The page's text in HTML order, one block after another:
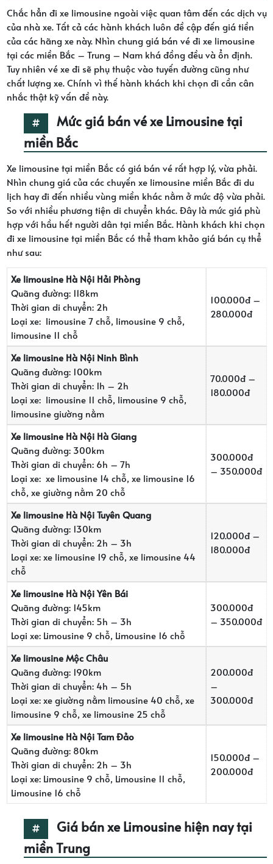
Chắc hẳn đi xe limousine ngoài việc quan tâm đến các dịch vụ
của nhà xe. Tất cả các hành khách luôn đề cập đến giá tiền
của các hãng xe này. Nhìn chung giá bán vé đi xe limousine
tại các miền Bắc – Trung – Nam khá đồng đều và ổn định.
Tuy nhiên vé xe đi sẽ phụ thuộc vào tuyến đường cũng như
chất lượng xe. Chính vì thế hành khách khi chọn đi cần cân
nhắc thật kỹ vấn đề này.
Mức giá bán vé xe Limousine tại
miền Bắc
Xe limousine tại miền Bắc có giá bán vé rất hợp lý, vừa phải.
Nhìn chung giá của các chuyến xe limousine miền Bắc đi du
lịch hay đi đến nhiều vùng miền khác nằm ở mức độ vừa phải.
So với nhiều phương tiện di chuyển khác. Đây là mức giá phù
hợp với hầu hết người dân tại miền Bắc. Hành khách khi chọn
đi xe limousine tại miền Bắc có thể tham khảo giá bán cụ thể
như sau:
Xe limousine Hà Nội Hải Phòng
Quãng đường: 118km
Thời gian di chuyển: 2h
Loại xe: limousine 7 chỗ, limousine 9 chỗ,
limousine 11 chỗ
100.000đ –
280.000đ
Xe limousine Hà Nội Ninh Bình
Quãng đường: 100km
Thời gian di chuyển: 1h – 2h
Loại xe: limousine 11 chỗ, limousine 9 chỗ,
limousine giường nằm
70.000đ –
180.000đ
Xe limousine Hà Nội Hà Giang
Quãng đường: 300km
Thời gian di chuyển: 6h – 7h
Loại xe: xe limousine 14 chỗ, xe limousine 16
chỗ, xe giường nằm 20 chỗ
300.000đ
– 350.000đ
Xe limousine Hà Nội Tuyên Quang
Quãng đường: 130km
Thời gian di chuyển: 2h – 3h
Loại xe: xe limousine 19 chỗ, xe limousine 44
chỗ
120.000đ –
180.000đ
Xe limousine Hà Nội Yên Bái
Quãng đường: 145km
Thời gian di chuyển: 5h – 3h
Loại xe: Limousine 9 chỗ, Limousine 16 chỗ
300.000đ
– 350.000đ
Xe limousine Mộc Châu
Quãng đường: 190km
Thời gian di chuyển: 4h – 5h
Loại xe: xe giường nằm limousine 40 chỗ, xe
limousine 9 chỗ, xe limousine 25 chỗ
200.000đ
–
300.000đ
Xe limousine Hà Nội Tam Đảo
Quãng đường: 80km
Thời gian di chuyển: 2h – 3h
Loại xe: Limousine 9 chỗ, Limousine 11 chỗ,
Limousine 16 chỗ
150.000đ –
200.000đ
Giá bán xe Limousine hiện nay tại
miền Trung